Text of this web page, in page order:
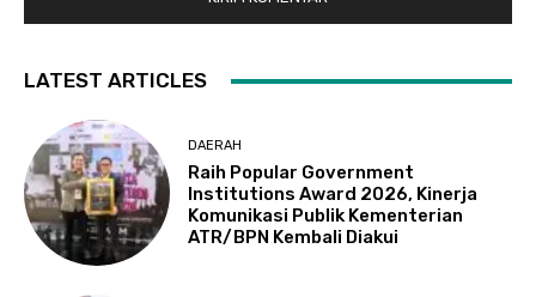
LATEST ARTICLES
DAERAH
Raih Popular Government
Institutions Award 2026, Kinerja
Komunikasi Publik Kementerian
ATR/BPN Kembali Diakui